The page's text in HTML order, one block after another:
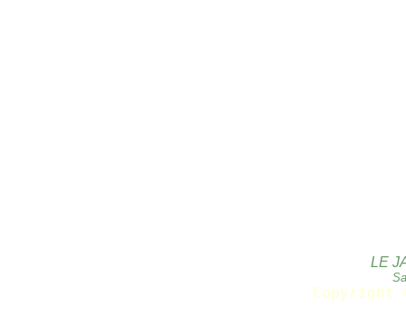
LE
Copyright